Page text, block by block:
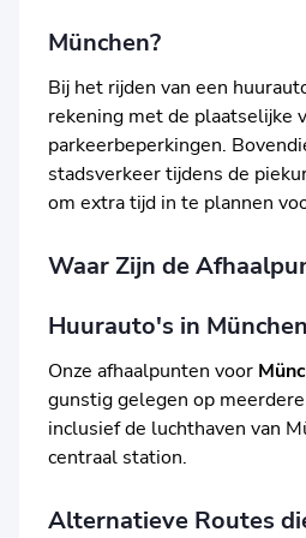
München?
Bij het rijden van een
rekening met de plaatselijke
parkeerbeperkingen.
stadsverkeer tijdens de
om extra tijd in te plannen
Waar Zijn de
Huurauto's in
Onze afhaalpunten voor
gunstig gelegen op
inclusief de luchthaven van
centraal station.
Alternatieve Routes